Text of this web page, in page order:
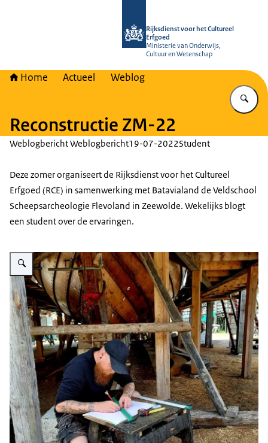
Rijksdienst voor het Cultureel
Erfgoed
Ministerie van Onderwijs,
Cultuur en Wetenschap
Home Actueel Weblog
Reconstructie ZM-22
Weblogbericht Weblogbericht19-07-2022Student
Deze zomer organiseert de Rijksdienst voor het Cultureel
Erfgoed (RCE) in samenwerking met Batavialand de Veldschool
Scheepsarcheologie Flevoland in Zeewolde. Wekelijks blogt
een student over de ervaringen.
Vergroot afbeelding Een student werkt onder de achtersteven aan de